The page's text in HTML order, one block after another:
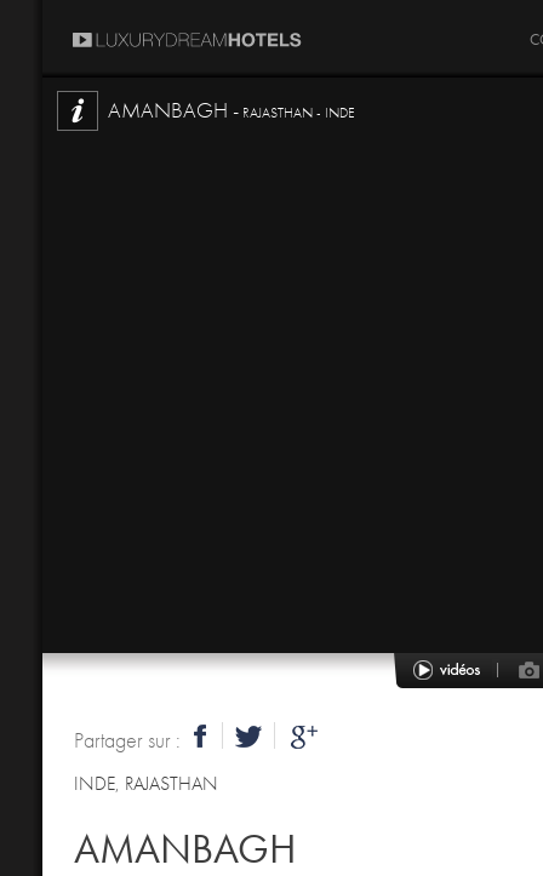
AMANBAGH - RAJASTHAN - INDE
Partager sur :
INDE, RAJASTHAN
AMANBAGH